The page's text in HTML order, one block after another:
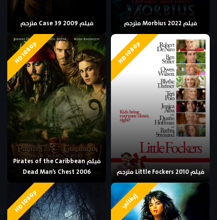
فيلم Morbius 2022 مترجم فيلم Case 39 2009 مترجم
HD 1080p
فيلم Little Fockers 2010 مترجم
HD 1080p
فيلم Pirates of the Caribbean
Dead Man’s Chest 2006
إيطالي HD 1080p